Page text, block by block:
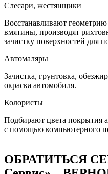
Слесари, жестянщики
Восстанавливают
вмятины, производят
зачистку поверхностей для
Автомаляры
Зачистка, грунтовка,
окраска автомобиля.
Колористы
Подбирают цвета покрытия
с помощью компьютерного
ОБРАТИТЬСЯ